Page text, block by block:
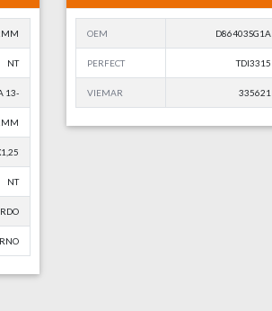
NT
13-
NT
OEM D86403SG1A
PERFECT TDI3315
VIEMAR 335621